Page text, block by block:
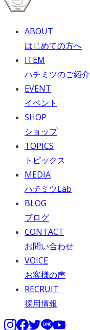
ABOUT
はじめての方へ
ITEM
ハチミツのご紹介
EVENT
イベント
SHOP
ショップ
TOPICS
トピックス
MEDIA
ハチミツLab
BLOG
ブログ
CONTACT
お問い合わせ
VOICE
お客様の声
RECRUIT
採用情報